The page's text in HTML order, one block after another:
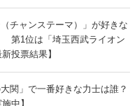
チャンステーマ）」が好きな
第1位は「埼玉西武ライオン
投票結果】
関」で一番好きな力士は誰？
中】